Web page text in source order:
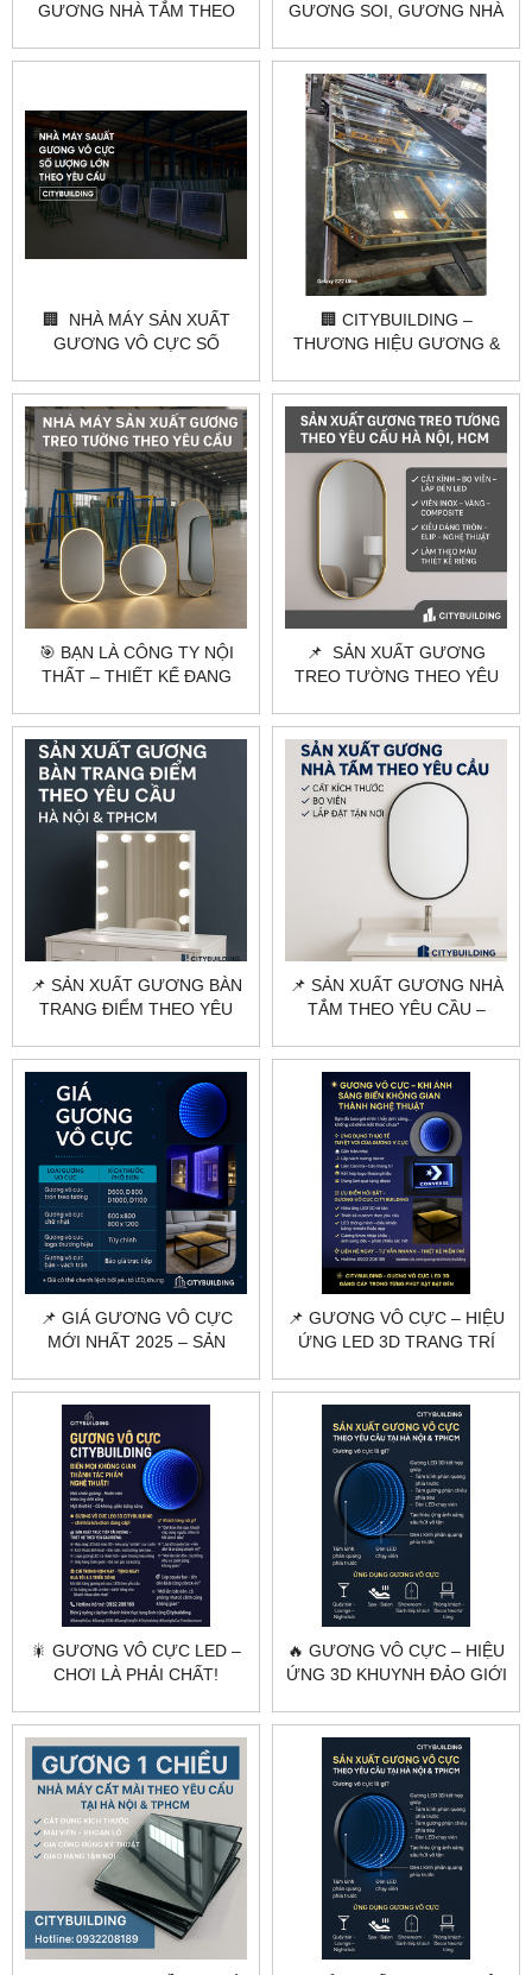
GƯƠNG NHÀ TẮM THEO
TPHCM – CITYBUILDING
GƯƠNG SOI, GƯƠNG NHÀ
ĐIỂM THEO YÊU CẦU –
CITYBUILDING
🏢 NHÀ MÁY SẢN XUẤT
GƯƠNG VÔ CỰC SỐ
CẦU – CITYBUILDING
🏢 CITYBUILDING –
THƯƠNG HIỆU GƯƠNG &
🏢
🎯 BẠN LÀ CÔNG TY NỘI
THẤT – THIẾT KẾ ĐANG
XUẤT GƯƠNG THEO YÊU
CẦU?
📌 SẢN XUẤT GƯƠNG
TREO TƯỜNG THEO YÊU
CITYBUILDING
📌 SẢN XUẤT GƯƠNG BÀN
TRANG ĐIỂM THEO YÊU
CITYBUILDING
📌 SẢN XUẤT GƯƠNG NHÀ
TẮM THEO YÊU CẦU –
THƯỚC – MẪU MÃ ĐA
DẠNG
📌 GIÁ GƯƠNG VÔ CỰC
MỚI NHẤT 2025 – SẢN
CITYBUILDING
📌 GƯƠNG VÔ CỰC – HIỆU
ỨNG LED 3D TRANG TRÍ
🎇 GƯƠNG VÔ CỰC LED –
CHƠI LÀ PHẢI CHẤT!
🔥 GƯƠNG VÔ CỰC – HIỆU
ỨNG 3D KHUYNH ĐẢO GIỚI